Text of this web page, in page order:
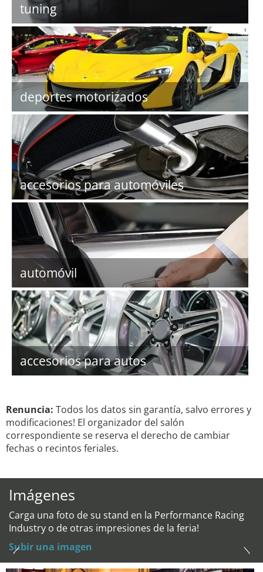
tuning
deportes motorizados
accesorios para automóviles
automóvil
accesorios para autos
Renuncia: Todos los datos sin garantía, salvo errores y
modificaciones! El organizador del salón
correspondiente se reserva el derecho de cambiar
fechas o recintos feriales.
Imágenes
Carga una foto de su stand en la Performance Racing
Industry o de otras impresiones de la feria!
Subir una imagen